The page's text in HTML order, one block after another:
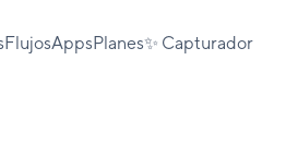
FlujosAppsPlanes✨ Capturador